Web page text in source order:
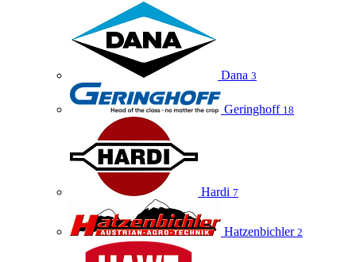
Dana 3
Geringhoff 18
Hardi 7
Hatzenbichler 2